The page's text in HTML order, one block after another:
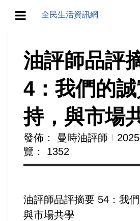
全民生活資訊網
教育/五育/五創
人生/生存/生活
產業/經濟
政治/政黨
食品/衛生/醫療/照護
油評師品評
4：我們的
持，與市場
發佈： 曼時油評師 Ι
覽： 1352
油評師品評摘要 54：我
與市場共學